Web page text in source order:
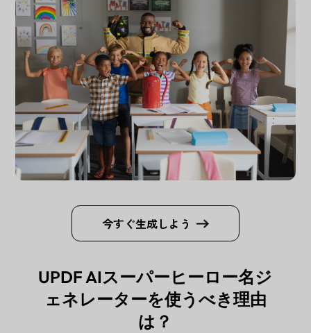
今すぐ生成しよう
UPDF AIスーパーヒーロー名ジ
ェネレーターを使うべき理由
は？